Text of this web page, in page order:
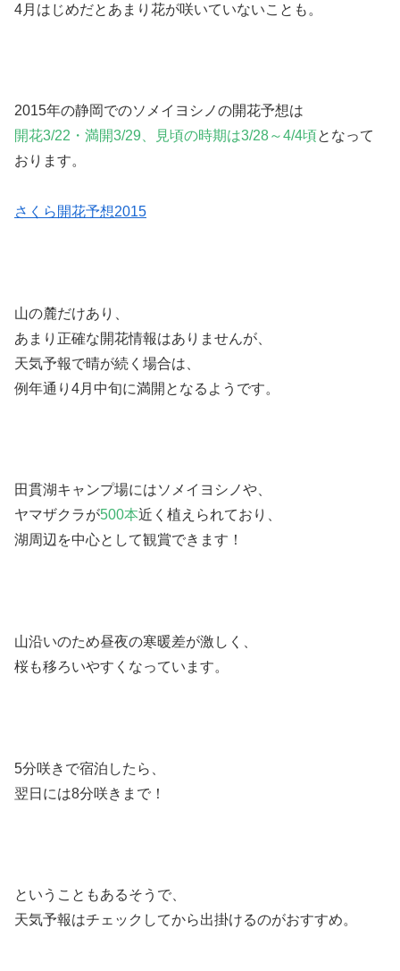
4月はじめだとあまり花が咲いていないことも。
2015年の静岡でのソメイヨシノの開花予想は
開花3/22・満開3/29、見頃の時期は3/28～4/4頃 となって
おります。
さくら開花予想2015
山の麓だけあり、
あまり正確な開花情報はありませんが、
天気予報で晴が続く場合は、
例年通り4月中旬に満開となるようです。
田貫湖キャンプ場にはソメイヨシノや、
ヤマザクラが500本近く植えられており、
湖周辺を中心として観賞できます！
山沿いのため昼夜の寒暖差が激しく、
桜も移ろいやすくなっています。
5分咲きで宿泊したら、
翌日には8分咲きまで！
ということもあるそうで、
天気予報はチェックしてから出掛けるのがおすすめ。